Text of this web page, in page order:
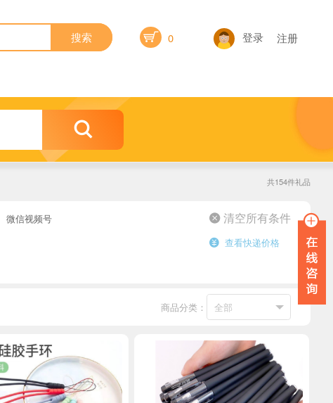
搜索  0 登录 注册

共154件礼品
微信视频号
 清空所有条件
 查看快递价格
商品分类：